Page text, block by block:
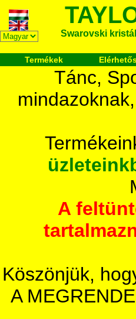
Swarovski
Termékek
Tánc,
A
Köszönjük,
A